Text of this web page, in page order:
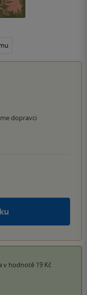
dopravci
v hodnotě 19 Kč